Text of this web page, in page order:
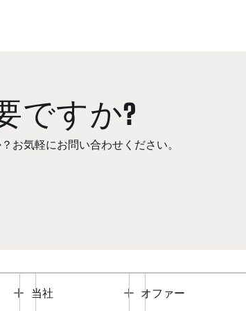
ですか?
お気軽にお問い合わせください。
Toggle
当社 Toggle
オファー